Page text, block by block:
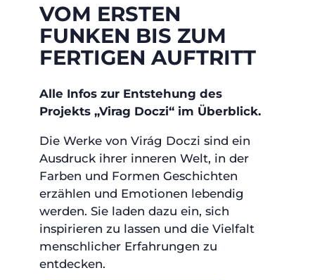
VOM ERSTEN
FUNKEN BIS ZUM
FERTIGEN AUFTRITT
Alle Infos zur Entstehung des
Projekts „Virag Doczi“ im Überblick.
Die Werke von Virág Doczi sind ein
Ausdruck ihrer inneren Welt, in der
Farben und Formen Geschichten
erzählen und Emotionen lebendig
werden. Sie laden dazu ein, sich
inspirieren zu lassen und die Vielfalt
menschlicher Erfahrungen zu
entdecken.